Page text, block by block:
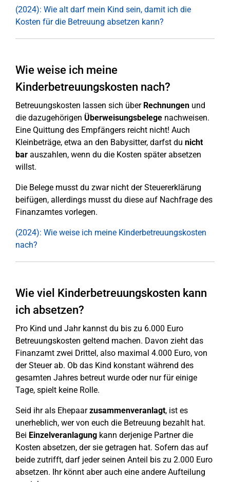
(2024): Wie alt darf mein Kind sein, damit ich die
Kosten für die Betreuung absetzen kann?
Wie weise ich meine
Kinderbetreuungskosten nach?
Betreuungskosten lassen sich über Rechnungen und
die dazugehörigen Überweisungsbelege nachweisen.
Eine Quittung des Empfängers reicht nicht! Auch
Kleinbeträge, etwa an den Babysitter, darfst du nicht
bar auszahlen, wenn du die Kosten später absetzen
willst.
Die Belege musst du zwar nicht der Steuererklärung
beifügen, allerdings musst du diese auf Nachfrage des
Finanzamtes vorlegen.
(2024): Wie weise ich meine Kinderbetreuungskosten
nach?
Wie viel Kinderbetreuungskosten kann
ich absetzen?
Pro Kind und Jahr kannst du bis zu 6.000 Euro
Betreuungskosten geltend machen. Davon zieht das
Finanzamt zwei Drittel, also maximal 4.000 Euro, von
der Steuer ab. Ob das Kind konstant während des
gesamten Jahres betreut wurde oder nur für einige
Tage, spielt keine Rolle.
Seid ihr als Ehepaarzusammenveranlagt, ist es
unerheblich, wer von euch die Betreuung bezahlt hat.
Bei Einzelveranlagung kann derjenige Partner die
Kosten absetzen, der sie getragen hat. Sofern das auf
beide zutrifft, darf jeder seinen Anteil bis zu 2.000 Euro
absetzen. Ihr könnt aber auch eine andere Aufteilung